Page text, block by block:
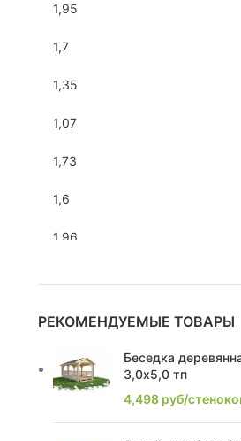
1,95
1,7
1,35
1,07
1,73
1,6
1,96
1,81
2,52
2,76
РЕКОМЕНДУЕМЫЕ ТОВАРЫ
Беседка
3,0х5,0 тп
4,498 руб/